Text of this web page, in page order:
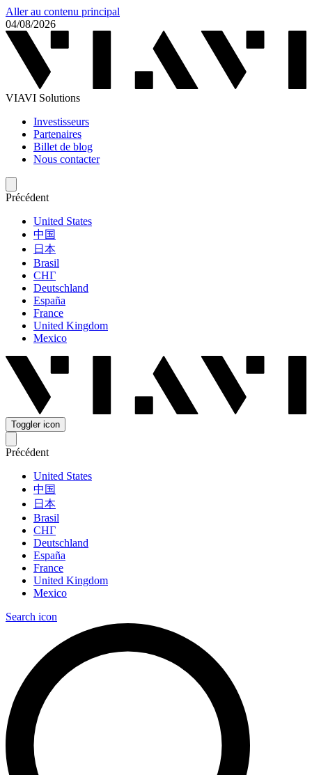
Aller au contenu principal
04/08/2026
VIAVI Solutions
Investisseurs
Partenaires
Billet de blog
Nous contacter
Précédent
United States
中国
日本
Brasil
СНГ
Deutschland
España
France
United Kingdom
Mexico
Toggler icon
Précédent
United States
中国
日本
Brasil
СНГ
Deutschland
España
France
United Kingdom
Mexico
Search icon